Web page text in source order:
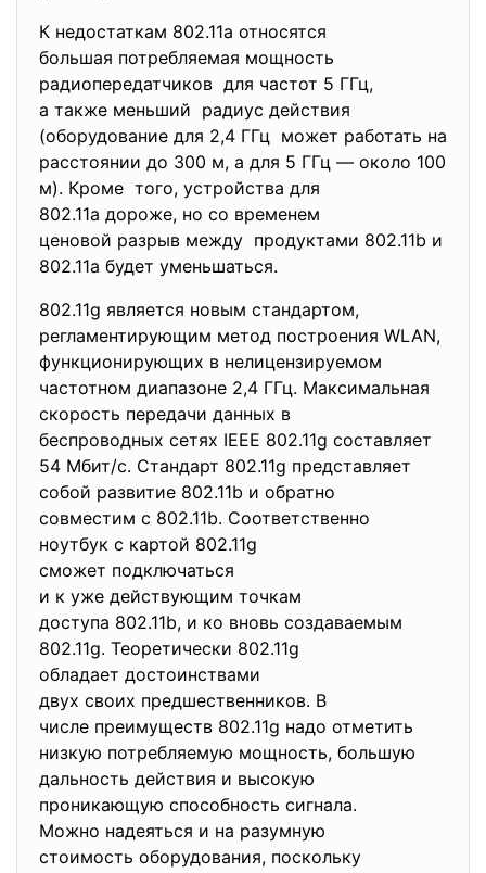
К недостаткам 802.11а относятся
большая потребляемая мощность
радиопередатчиков для частот 5 ГГц,
а также меньший радиус действия
(оборудование для 2,4 ГГц может работать на
расстоянии до 300 м, а для 5 ГГц — около 100
м). Кроме того, устройства для
802.11а дороже, но со временем
ценовой разрыв между продуктами 802.11b и
802.11a будет уменьшаться.
802.11g является новым стандартом,
регламентирующим метод построения WLAN,
функционирующих в нелицензируемом
частотном диапазоне 2,4 ГГц. Максимальная
скорость передачи данных в
беспроводных сетях IEEE 802.11g составляет
54 Мбит/с. Стандарт 802.11g представляет
собой развитие 802.11b и обратно
совместим с 802.11b. Соответственно
ноутбук с картой 802.11g
сможет подключаться
и к уже действующим точкам
доступа 802.11b, и ко вновь создаваемым
802.11g. Теоретически 802.11g
обладает достоинствами
двух своих предшественников. В
числе преимуществ 802.11g надо отметить
низкую потребляемую мощность, большую
дальность действия и высокую
проникающую способность сигнала.
Можно надеяться и на разумную
стоимость оборудования, поскольку